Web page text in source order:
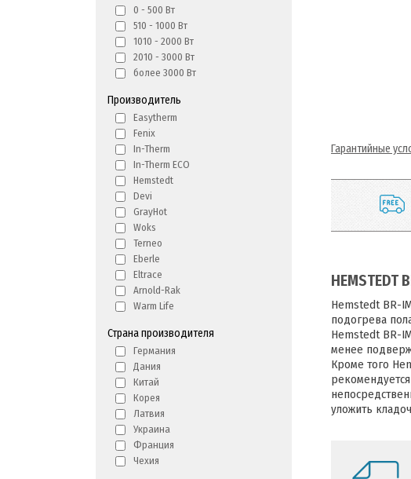
0 - 500 Вт
510 - 1000 Вт
1010 - 2000 Вт
2010 - 3000 Вт
более 3000 Вт
Производитель
Easytherm
Fenix
In-Therm
In-Therm ECO
Hemstedt
Devi
GrayHot
Woks
Terneo
Eberle
Eltrace
Arnold-Rak
Warm Life
Страна производителя
Германия
Дания
Китай
Корея
Латвия
Украина
Франция
Чехия
Гарантийные
HEMSTEDT
Hemstedt BR-
подогрева
Hemstedt BR-
менее
Кроме того
уложить